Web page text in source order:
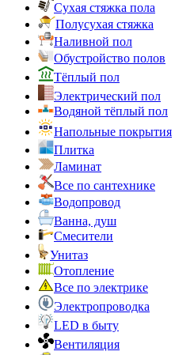
Сухая стяжка пола
Полусухая стяжка
Наливной пол
Обустройство полов
Тёплый пол
Электрический пол
Водяной тёплый пол
Напольные покрытия
Плитка
Ламинат
Все по сантехнике
Водопровод
Ванна, душ
Смесители
Унитаз
Отопление
Все по электрике
Электропроводка
LED в быту
Вентиляция